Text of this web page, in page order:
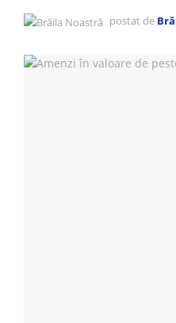
postat de